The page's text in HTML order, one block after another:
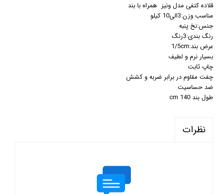
قلاده کتفی مدل ونیز همراه با بند
مناسب وزن:3الی10 کیلو
جنس:نخ پنبه
رنگ بندی:3رنگ
عرض بند:1/5cm
بسیار نرم و لطیف
چاپ ثابت
چفت مقاوم در برابر ضربه و کشش
ضد حساسیت
طول بند 140 cm
نظرات